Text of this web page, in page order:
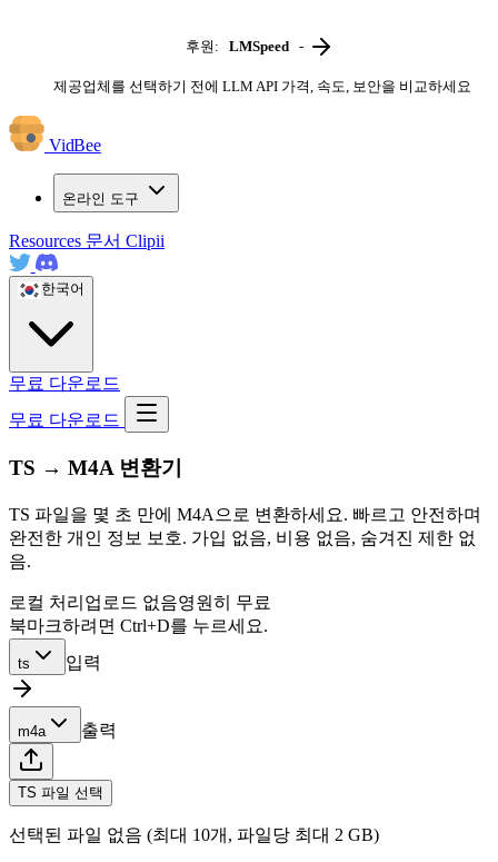
후원: LMSpeed -
제공업체를 선택하기 전에 LLM API 가격, 속도, 보안을 비교하세요
VidBee
온라인 도구
Resources 문서 Clipii
한국어
무료 다운로드
무료 다운로드
TS → M4A 변환기
TS 파일을 몇 초 만에 M4A으로 변환하세요. 빠르고 안전하며
완전한 개인 정보 보호. 가입 없음, 비용 없음, 숨겨진 제한 없
음.
로컬 처리 업로드 없음영원히 무료
북마크하려면 Ctrl+D를 누르세요.
ts 입력
m4a 출력
TS 파일 선택
선택된 파일 없음 (최대 10개, 파일당 최대 2 GB)